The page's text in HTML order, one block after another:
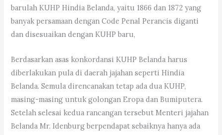
barulah KUHP Hindia Belanda, yaitu 1866 dan 1872 yang
banyak persamaan dengan Code Penal Perancis diganti
dan disesuaikan dengan KUHP baru,
Berdasarkan asas konkordansi KUHP Belanda harus
diberlakukan pula di daerah jajahan seperti Hindia
Belanda. Semula direncanakan tetap ada dua KUHP,
masing-masing untuk golongan Eropa dan Bumiputera.
Setelah selesai kedua rancangan tersebut Menteri jajahan
Belanda Mr. Idenburg berpendapat sebaiknya hanya ada